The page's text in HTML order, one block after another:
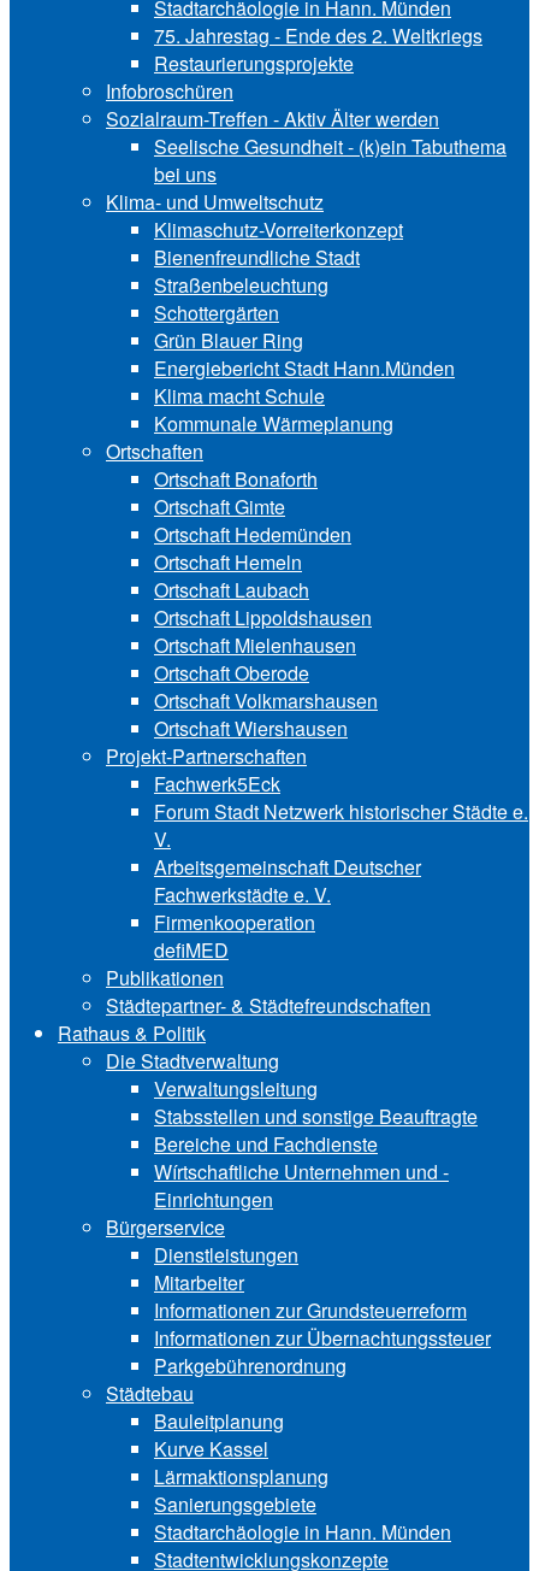
Stadtarchäologie in Hann. Münden
75. Jahrestag - Ende des 2. Weltkriegs
Restaurierungsprojekte
Infobroschüren
Sozialraum-Treffen - Aktiv Älter werden
Seelische Gesundheit - (k)ein Tabuthema
bei uns
Klima- und Umweltschutz
Klimaschutz-Vorreiterkonzept
Bienenfreundliche Stadt
Straßenbeleuchtung
Schottergärten
Grün Blauer Ring
Energiebericht Stadt Hann.Münden
Klima macht Schule
Kommunale Wärmeplanung
Ortschaften
Ortschaft Bonaforth
Ortschaft Gimte
Ortschaft Hedemünden
Ortschaft Hemeln
Ortschaft Laubach
Ortschaft Lip‍polds‍hau‍sen
Ortschaft Mielenhausen
Ortschaft Oberode
Ortschaft Volk‍mars‍hau‍sen
Ortschaft Wiershausen
Projekt-Partnerschaften
Fachwerk5Eck
Forum Stadt Netzwerk historischer Städte e.
V.
Arbeitsgemeinschaft Deutscher
Fachwerkstädte e. V.
Firmenkooperation
defiMED
Publikationen
Städtepartner- & Städtefreundschaften
Rathaus & Politik
Die Stadtverwaltung
Verwaltungsleitung
Stabsstellen und ­sonstige Beauftragte
Bereiche und ­Fachdienste
Wírtschaftliche ­Unternehmen und ­
Einrichtungen
Bürgerservice
Dienstleistungen
Mitarbeiter
Informationen zur Grund‍steu‍er‍re‍form
Informationen zur Über‍nachtungssteuer
Parkgebührenordnung
Städtebau
Bauleitplanung
Kurve Kassel
Lärmaktionsplanung
Sanierungsgebiete
Stadtarchäologie in Hann. Münden
Stadtentwicklungskon‍zepte